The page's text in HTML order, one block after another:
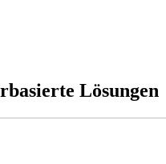
Lösungen